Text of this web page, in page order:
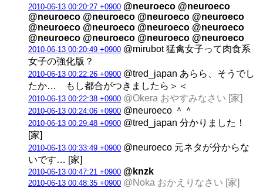
2010-06-13 00:20:27 +0900 @neuroeco @neuroeco
@neuroeco @neuroeco @neuroeco @neuroeco
@neuroeco @neuroeco @neuroeco @neuroeco
@neuroeco @neuroeco @neuroeco @neuroeco
2010-06-13 00:20:49 +0900 @mirubot 猛禽女子って肉食系
女子の強化版？
2010-06-13 00:22:26 +0900 @tred_japan あらら、そうでし
たか… もし都合がつきましたら＞＜
2010-06-13 00:22:38 +0900 @Okera おやすみなさい [家]
2010-06-13 00:24:06 +0900 @neuroeco ＾＾
2010-06-13 00:29:48 +0900 @tred_japan 分かりました！
[家]
2010-06-13 00:33:49 +0900 @neuroeco 元ネタが分からな
いです… [家]
2010-06-13 00:47:21 +0900 @knzk
2010-06-13 00:48:35 +0900 @Noka おかえりなさい [家]